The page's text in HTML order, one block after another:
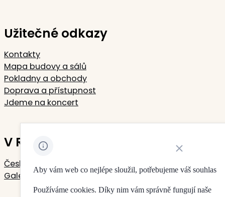
Užitečné odkazy
Kontakty
Mapa budovy a sálů
Pokladny a obchody
Doprava a přístupnost
Jdeme na koncert
V Rudolfinu sídlí
Česká filharmonie
Galerie Rudolfinum
Aby vám web co nejlépe sloužil, potřebujeme váš souhlas
Používáme cookies. Díky nim vám správně fungují naše
Zavřít oznámení